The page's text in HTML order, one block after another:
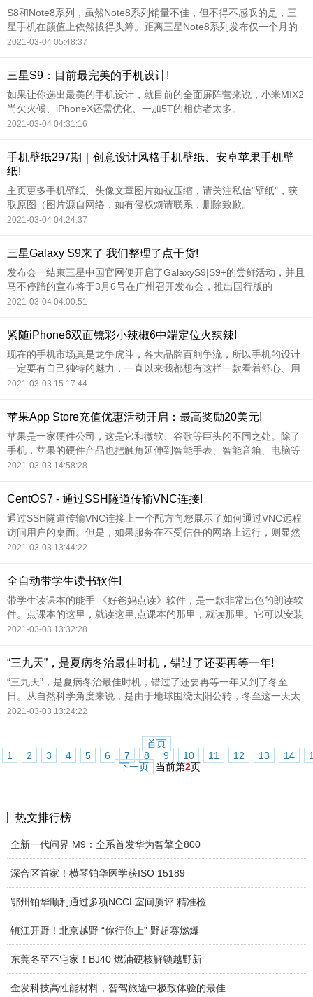
S8和Note8系列，虽然Note8系列销量不佳，但不得不感叹的是，三
星手机在颜值上依然拔得头筹。距离三星Note8系列发布仅一个月的
时间，今天就有外媒曝光了一组三星S9的渲染图，不得不说，现在手
2021-03-04 05:48:37
三星S9：目前最完美的手机设计!
如果让你选出最美的手机设计，就目前的全面屏阵营来说，小米MIX2
尚欠火候、iPhoneX还需优化、一加5T的相仿者太多。
2021-03-04 04:31:16
手机壁纸297期｜创意设计风格手机壁纸、安卓苹果手机壁
纸!
主页更多手机壁纸、头像文章图片如被压缩，请关注私信"壁纸"，获
取原图（图片源自网络，如有侵权烦请联系，删除致歉。
2021-03-04 04:24:37
三星Galaxy S9来了 我们整理了点干货!
发布会一结束三星中国官网便开启了GalaxyS9|S9+的尝鲜活动，并且
马不停蹄的宣布将于3月6号在广州召开发布会，推出国行版的
GalaxyS9|S9+。
2021-03-04 04:00:51
紧随iPhone6双面镜彩小辣椒6中端定位火辣辣!
现在的手机市场真是龙争虎斗，各大品牌百舸争流，所以手机的设计
一定要有自己独特的魅力，一直以来我都想有这样一款看着舒心、用
着贴心、别具匠心的手机，偶然的一幕引起了我的关注，虽然小辣椒6
将这款手机评为了2014年度
2021-03-03 15:17:44
苹果App Store充值优惠活动开启：最高奖励20美元!
苹果是一家硬件公司，这是它和微软、谷歌等巨头的不同之处。除了
手机，苹果的硬件产品也把触角延伸到智能手表、智能音箱、电脑等
多个领域。
2021-03-03 14:58:28
CentOS7 - 通过SSH隧道传输VNC连接!
通过SSH隧道传输VNC连接上一个配方向您展示了如何通过VNC远程
访问用户的桌面。但是，如果服务在不受信任的网络上运行，则显然
存在一些安全问题。
2021-03-03 13:44:22
全自动带学生读书软件!
带学生读课本的能手 《好爸妈点读》软件，是一款非常出色的朗读软
件。点课本的这里，就读这里;点课本的那里，就读那里。它可以安装
在手机、电脑、教室的多媒体上用，其音质好，声音响亮，图片显示
书。
2021-03-03 13:32:28
“三九天”，是夏病冬治最佳时机，错过了还要再等一年!
“三九天”，是夏病冬治最佳时机，错过了还要再等一年又到了冬至
日。从自然科学角度来说，是由于地球围绕太阳公转，冬至这一天太
阳直射南回归线，到达最南端的一天，此后便会喀什逐步往北移动。
2021-03-03 13:24:22
首页
1
2 3 4 5 6 7 8 9 10 11 12 13 14
下一页
当前第2页
热文排行榜
全新一代问界 M9：全系首发华为智擎全800
深合区首家！横琴铂华医学获ISO 15189
鄂州铂华顺利通过多项NCCL室间质评 精准检
镇江开野！北京越野 “你行你上” 野超赛燃爆
东莞冬至不宅家！BJ40 燃油硬核解锁越野新
金发科技高性能材料，智驾旅途中极致体验的最佳